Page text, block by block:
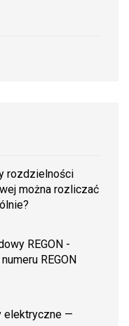
rozdzielności
można rozliczać
REGON -
REGON
elektryczne —